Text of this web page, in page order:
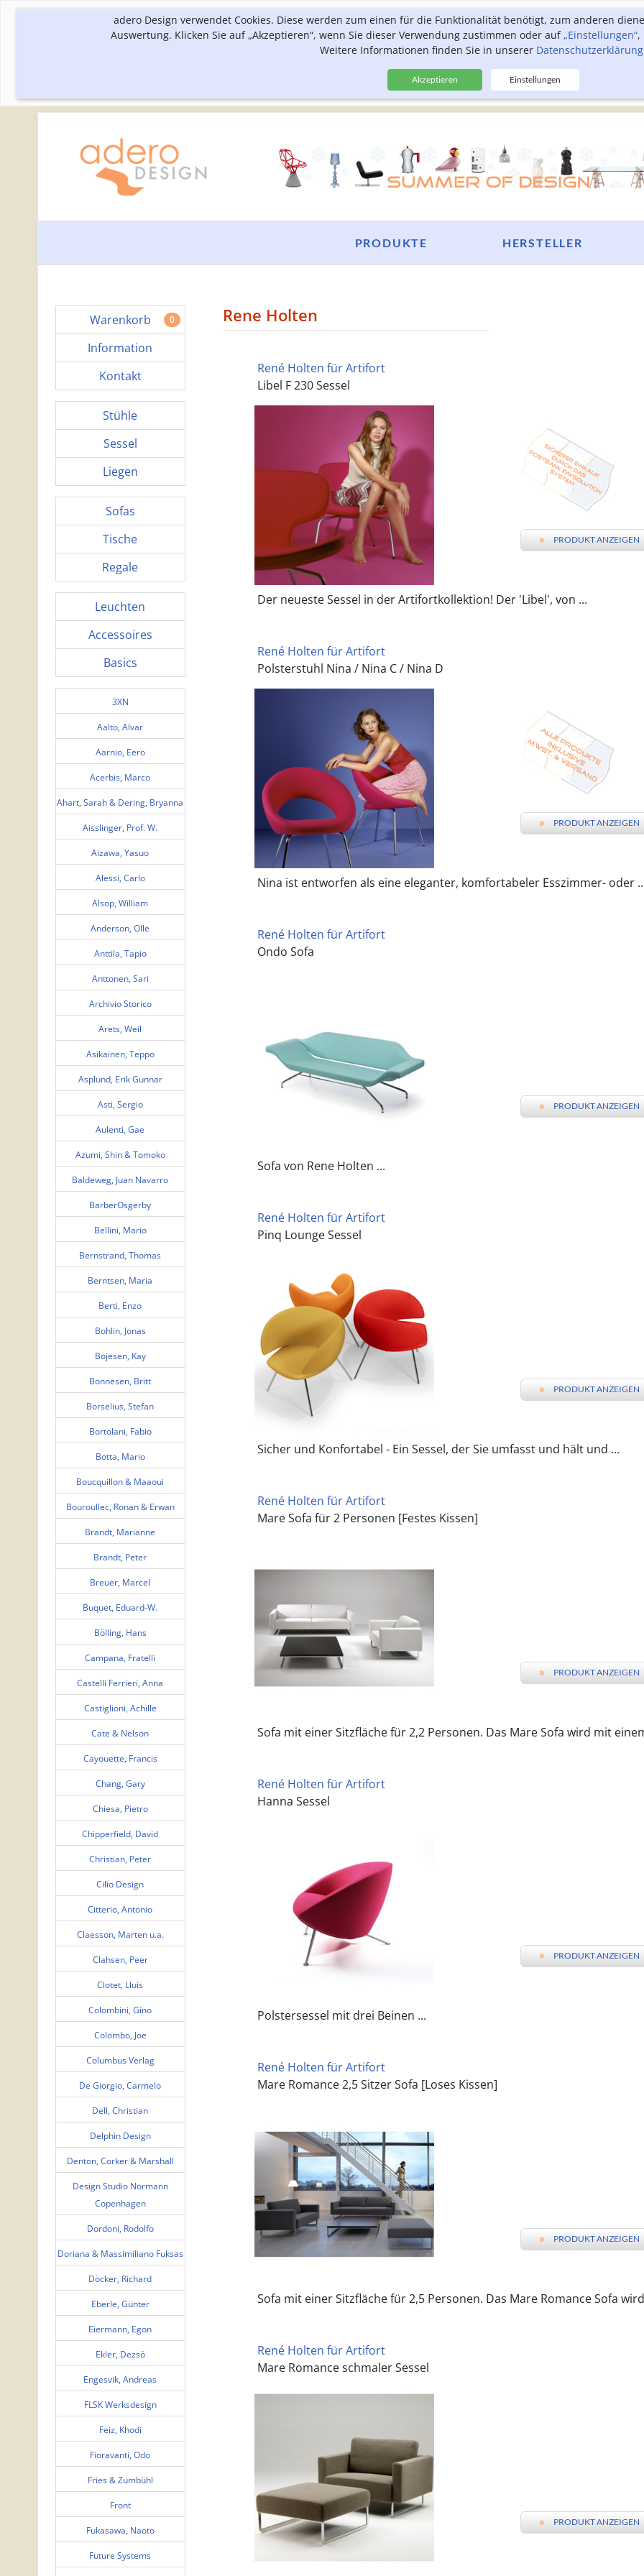
adero Design verwendet Cookies. Diese werden zum einen für die Funktionalität benötigt, zum anderen
Auswertung. Klicken Sie auf „Akzeptieren“, wenn Sie dieser Verwendung zustimmen oder auf„Einstellungen“,
Weitere Informationen finden Sie in unserer Datenschutzerklärung
Akzeptieren Einstellungen
HERSTELLER
PRODUKTE
Warenkorb 0
Information
Kontakt
Stühle
Sessel
Liegen
Sofas
Tische
Regale
Leuchten
Accessoires
Basics
3XN
Aalto, Alvar
Aarnio, Eero
Acerbis, Marco
Ahart, Sarah & Dering, Bryanna
Aisslinger, Prof. W.
Aizawa, Yasuo
Alessi, Carlo
Alsop, William
Anderson, Olle
Anttila, Tapio
Anttonen, Sari
Archivio Storico
Arets, Weil
Asikainen, Teppo
Asplund, Erik Gunnar
Asti, Sergio
Aulenti, Gae
Azumi, Shin & Tomoko
Baldeweg, Juan Navarro
BarberOsgerby
Bellini, Mario
Bernstrand, Thomas
Berntsen, Maria
Berti, Enzo
Bohlin, Jonas
Bojesen, Kay
Bonnesen, Britt
Borselius, Stefan
Bortolani, Fabio
Botta, Mario
Boucquillon & Maaoui
Bouroullec, Ronan & Erwan
Brandt, Marianne
Brandt, Peter
Breuer, Marcel
Buquet, Eduard-W.
Bölling, Hans
Campana, Fratelli
Castelli Ferrieri, Anna
Castiglioni, Achille
Cate & Nelson
Cayouette, Francis
Chang, Gary
Chiesa, Pietro
Chipperfield, David
Christian, Peter
Cilio Design
Citterio, Antonio
Claesson, Marten u.a.
Clahsen, Peer
Clotet, Lluis
Colombini, Gino
Colombo, Joe
Columbus Verlag
De Giorgio, Carmelo
Dell, Christian
Delphin Design
Denton, Corker & Marshall
Design Studio Normann
Copenhagen
Dordoni, Rodolfo
Doriana & Massimiliano Fuksas
Döcker, Richard
Eberle, Günter
Eiermann, Egon
Ekler, Dezsö
Engesvik, Andreas
FLSK Werksdesign
Feiz, Khodi
Fioravanti, Odo
Fries & Zumbühl
Front
Fukasawa, Naoto
Future Systems
Rene Holten
René Holten für Artifort
Libel F 230 Sessel
» PRODUKT ANZEIGEN
Der neueste Sessel in der Artifortkollektion! Der 'Libel', von ...
René Holten für Artifort
Polsterstuhl Nina / Nina C / Nina D
» PRODUKT ANZEIGEN
Nina ist entworfen als eine eleganter, komfortabeler Esszimmer- oder
René Holten für Artifort
Ondo Sofa
» PRODUKT ANZEIGEN
Sofa von Rene Holten ...
René Holten für Artifort
Pinq Lounge Sessel
» PRODUKT ANZEIGEN
Sicher und Konfortabel - Ein Sessel, der Sie umfasst und hält und ...
René Holten für Artifort
Mare Sofa für 2 Personen [Festes Kissen]
» PRODUKT ANZEIGEN
Sofa mit einer Sitzfläche für 2,2 Personen. Das Mare Sofa wird mit
René Holten für Artifort
Hanna Sessel
» PRODUKT ANZEIGEN
Polstersessel mit drei Beinen ...
René Holten für Artifort
Mare Romance 2,5 Sitzer Sofa [Loses Kissen]
» PRODUKT ANZEIGEN
Sofa mit einer Sitzfläche für 2,5 Personen. Das Mare Romance Sofa
René Holten für Artifort
Mare Romance schmaler Sessel
» PRODUKT ANZEIGEN